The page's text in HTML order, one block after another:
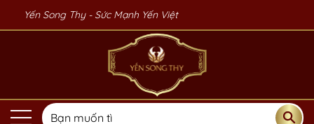
Yến Song Thy - Sức Mạnh Yến Việt